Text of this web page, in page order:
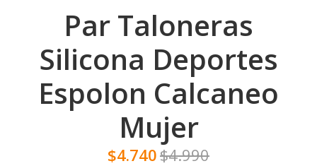
Par Taloneras
Silicona Deportes
Espolon Calcaneo
Mujer
$4.740$4.990